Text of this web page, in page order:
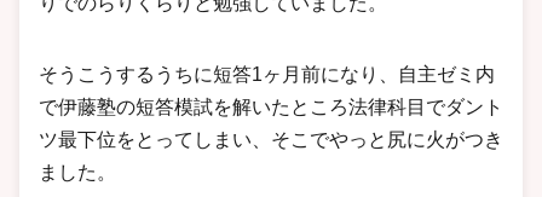
そうこうするうちに短答1ヶ月前になり、自主ゼミ内
で伊藤塾の短答模試を解いたところ法律科目でダント
ツ最下位をとってしまい、そこでやっと尻に火がつき
ました。